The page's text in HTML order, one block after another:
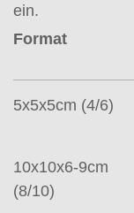
ein.
Format
5x5x5cm (4/6)
10x10x6-9cm
(8/10)